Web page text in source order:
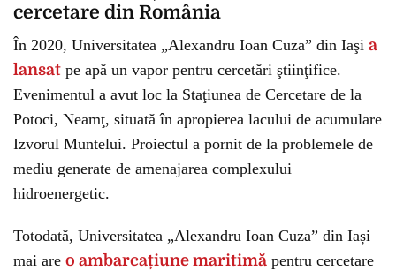
cercetare din România
În 2020, Universitatea „Alexandru Ioan Cuza” din Iaşi a
lansat pe apă un vapor pentru cercetări ştiinţifice.
Evenimentul a avut loc la Staţiunea de Cercetare de la
Potoci, Neamţ, situată în apropierea lacului de acumulare
Izvorul Muntelui. Proiectul a pornit de la problemele de
mediu generate de amenajarea complexului
hidroenergetic.
Totodată, Universitatea „Alexandru Ioan Cuza” din Iași
mai are o ambarcațiune maritimă pentru cercetare